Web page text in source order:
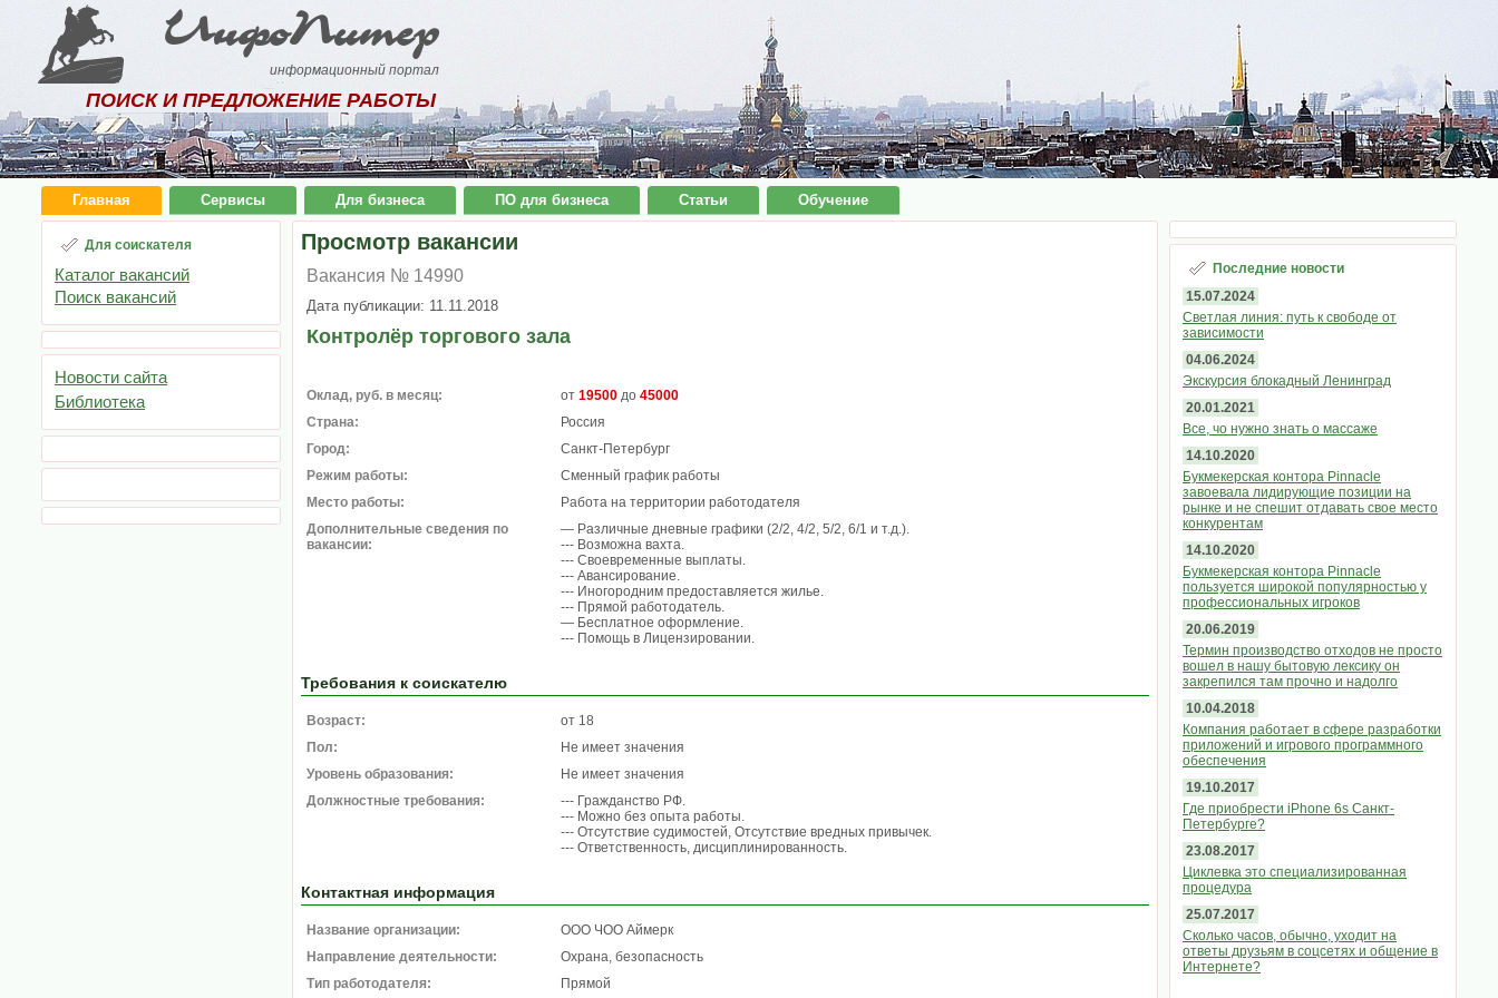
ИнфоПитер
информационный портал
ПОИСК И ПРЕДЛОЖЕНИЕ РАБОТЫ
Главная Сервисы Для бизнеса ПО для бизнеса Статьи Обучение
Для соискателя
Каталог вакансий
Поиск вакансий
Новости сайта
Библиотека
Просмотр вакансии
Вакансия № 14990
Дата публикации: 11.11.2018
Контролёр торгового зала
Оклад, руб. в месяц: от 19500 до 45000
Страна:
Россия
Город:
Санкт-Петербург
Режим работы:
Сменный график работы
Место работы:
Работа на территории работодателя
Дополнительные сведения по
вакансии:
— Различные дневные графики (2/2, 4/2, 5/2, 6/1 и т.д.).
--- Возможна вахта.
--- Своевременные выплаты.
--- Авансирование.
--- Иногородним предоставляется жилье.
--- Прямой работодатель.
— Бесплатное оформление.
--- Помощь в Лицензировании.
Требования к соискателю
Возраст:
от 18
Пол:
Не имеет значения
Уровень образования:
Не имеет значения
Должностные требования:
--- Гражданство РФ.
--- Можно без опыта работы.
--- Отсутствие судимостей, Отсутствие вредных привычек.
--- Ответственность, дисциплинированность.
Контактная информация
Название организации:
ООО ЧОО Аймерк
Направление деятельности:
Охрана, безопасность
Тип работодателя:
Прямой
Последние новости
15.07.2024
Светлая линия: путь к свободе от
зависимости
04.06.2024
Экскурсия блокадный Ленинград
20.01.2021
Все, чо нужно знать о массаже
14.10.2020
Букмекерская контора Pinnacle
завоевала лидирующие позиции на
рынке и не спешит отдавать свое место
конкурентам
14.10.2020
Букмекерская контора Pinnacle
пользуется широкой популярностью у
профессиональных игроков
20.06.2019
Термин производство отходов не просто
вошел в нашу бытовую лексику он
закрепился там прочно и надолго
10.04.2018
Компания работает в сфере разработки
приложений и игрового программного
обеспечения
19.10.2017
Где приобрести iPhone 6s Санкт-
Петербурге?
23.08.2017
Циклевка это специализированная
процедура
25.07.2017
Сколько часов, обычно, уходит на
ответы друзьям в соцсетях и общение в
Интернете?